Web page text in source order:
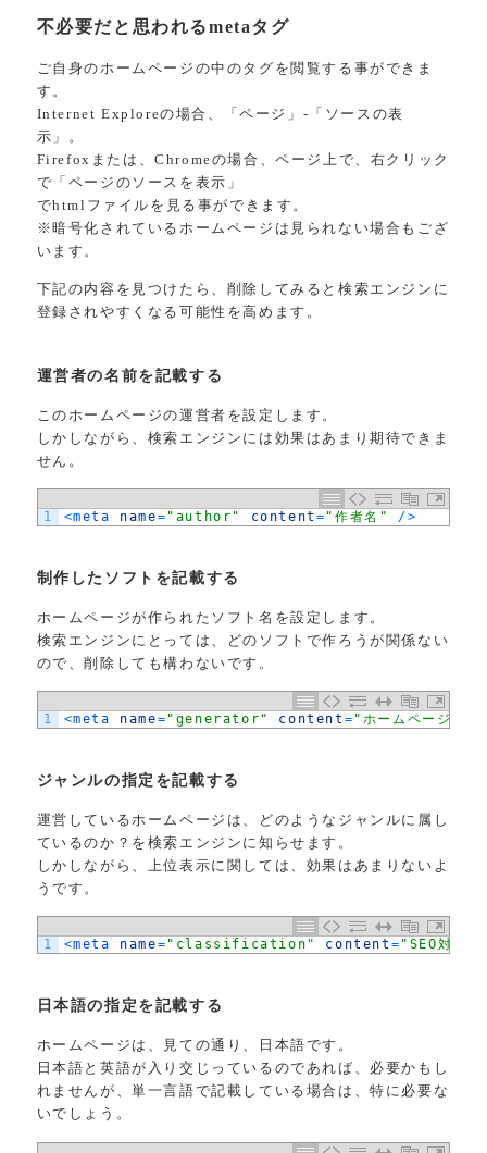
不必要だと思われるmetaタグ
ご自身のホームページの中のタグを閲覧する事ができま
す。
Internet Exploreの場合、「ページ」-「ソースの表
示」。
Firefoxまたは、Chromeの場合、ページ上で、右クリック
で「ページのソースを表示」
でhtmlファイルを見る事ができます。
※暗号化されているホームページは見られない場合もござ
います。
下記の内容を見つけたら、削除してみると検索エンジンに
登録されやすくなる可能性を高めます。
運営者の名前を記載する
このホームページの運営者を設定します。
しかしながら、検索エンジンには効果はあまり期待できま
せん。
1 <meta name= "author" content = "作者名" />
制作したソフトを記載する
ホームページが作られたソフト名を設定します。
検索エンジンにとっては、どのソフトで作ろうが関係ない
ので、削除しても構わないです。
1 <meta name= "generator" content = "ホームページビル
ジャンルの指定を記載する
運営しているホームページは、どのようなジャンルに属し
ているのか？を検索エンジンに知らせます。
しかしながら、上位表示に関しては、効果はあまりないよ
うです。
1 <meta name= "classification" content = "SEO対策"
日本語の指定を記載する
ホームページは、見ての通り、日本語です。
日本語と英語が入り交じっているのであれば、必要かもし
れませんが、単一言語で記載している場合は、特に必要な
いでしょう。